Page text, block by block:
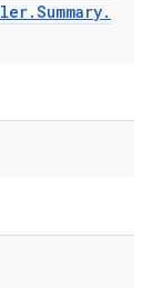
.Summary.